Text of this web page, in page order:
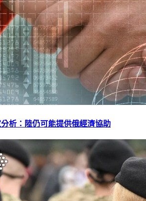
析：陸仍可能提供俄經濟協助